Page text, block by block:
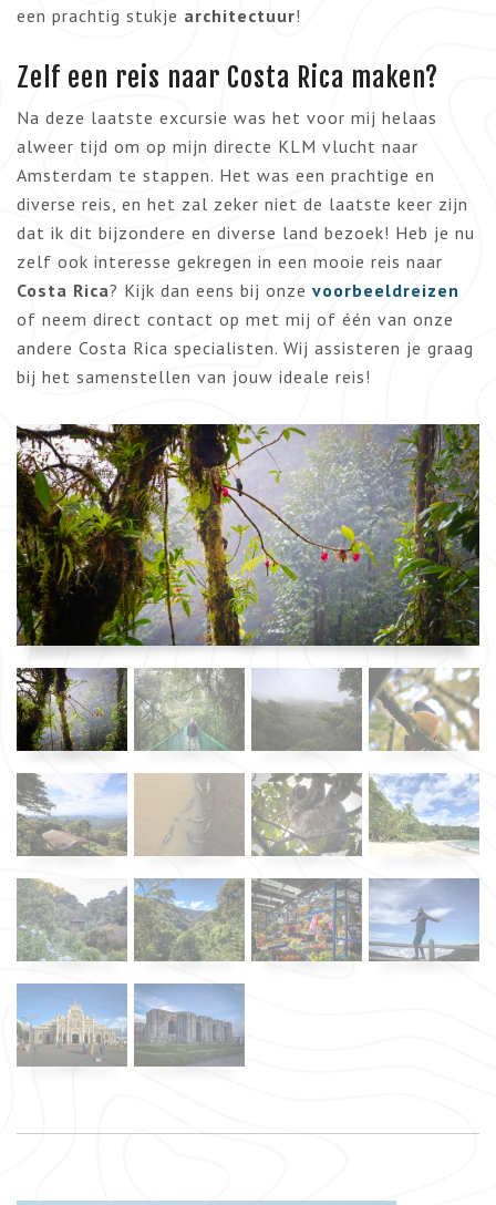
een prachtig stukje architectuur!
Zelf een reis naar Costa Rica maken?
Na deze laatste excursie was het voor mij helaas
alweer tijd om op mijn directe KLM vlucht naar
Amsterdam te stappen. Het was een prachtige en
diverse reis, en het zal zeker niet de laatste keer zijn
dat ik dit bijzondere en diverse land bezoek! Heb je nu
zelf ook interesse gekregen in een mooie reis naar
Costa Rica? Kijk dan eens bij onze voorbeeldreizen
of neem direct contact op met mij of één van onze
andere Costa Rica specialisten. Wij assisteren je graag
bij het samenstellen van jouw ideale reis!